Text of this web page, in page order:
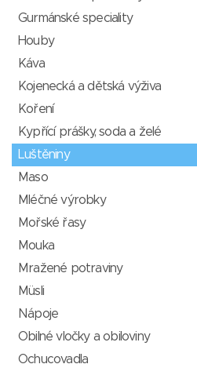
Gurmánské speciality
Houby
Káva
Kojenecká a dětská výživa
Koření
Kypřící prášky, soda a želé
Luštěniny
Maso
Mléčné výrobky
Mořské řasy
Mouka
Mražené potraviny
Müsli
Nápoje
Obilné vločky a obiloviny
Ochucovadla